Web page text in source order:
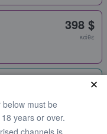
398 $
κάθε
421 $
must be
years or over.
channels is